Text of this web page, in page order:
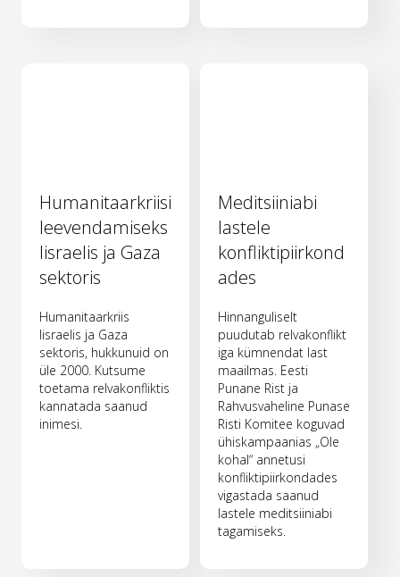
Humanitaarkriisi
leevendamiseks
Iisraelis ja Gaza
sektoris
Humanitaarkriis
Iisraelis ja Gaza
sektoris, hukkunuid on
üle 2000. Kutsume
toetama relvakonfliktis
kannatada saanud
inimesi.
Meditsiiniabi
lastele
konfliktipiirkond
ades
Hinnanguliselt
puudutab relvakonflikt
iga kümnendat last
maailmas. Eesti
Punane Rist ja
Rahvusvaheline Punase
Risti Komitee koguvad
ühiskampaanias „Ole
kohal“ annetusi
konfliktipiirkondades
vigastada saanud
lastele meditsiiniabi
tagamiseks.